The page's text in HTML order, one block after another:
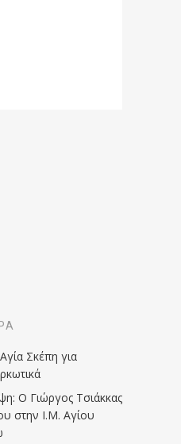
Σκέπη για
Ο Γιώργος Τσιάκκας
στην Ι.Μ. Αγίου